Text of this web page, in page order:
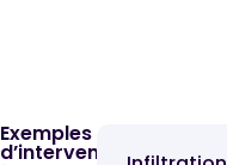
Exemples
d’interventions